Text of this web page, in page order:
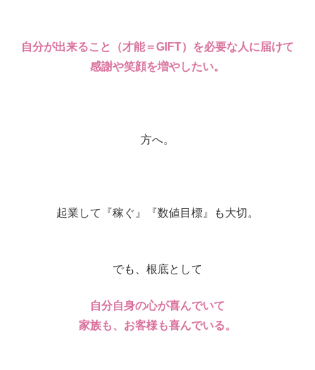
自分が出来ること（才能＝GIFT）を必要な人に届けて
感謝や笑顔を増やしたい。
方へ。
起業して『稼ぐ』『数値目標』も大切。
でも、根底として
自分自身の心が喜んでいて
家族も、お客様も喜んでいる。